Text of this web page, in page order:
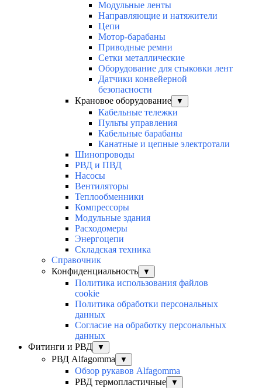
Модульные ленты
Направляющие и натяжители
Цепи
Мотор-барабаны
Приводные ремни
Сетки металлические
Оборудование для стыковки лент
Датчики конвейерной
безопасности
Крановое оборудование
▼
Кабельные тележки
Пульты управления
Кабельные барабаны
Канатные и цепные электротали
Шинопроводы
РВД и ПВД
Насосы
Вентиляторы
Теплообменники
Компрессоры
Модульные здания
Расходомеры
Энергоцепи
Складская техника
Справочник
Конфиденциальность
▼
Политика использования файлов
cookie
Политика обработки персональных
данных
Согласие на обработку персональных
данных
Фитинги и РВД
▼
РВД Alfagomma ▼
Обзор рукавов Alfagomma
РВД термопластичные
▼